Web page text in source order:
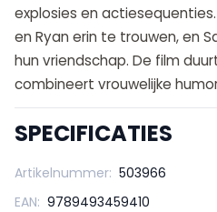
explosies en
en Ryan erin te trouwen, en
hun vriendschap. De film
combineert vrouwelijke
SPECIFICATIES
Artikelnummer: 503966
EAN: 9789493459410